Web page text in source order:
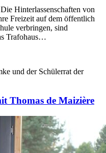
Hinterlassenschaften von
Freizeit auf dem öffentlich
verbringen, sind
Trafohaus…
und der Schülerrat der
Thomas de Maizière